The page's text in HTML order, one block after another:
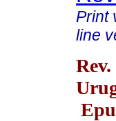
Print
line